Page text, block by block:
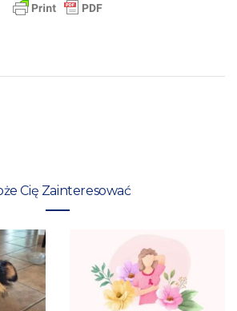
Cię Zainteresować